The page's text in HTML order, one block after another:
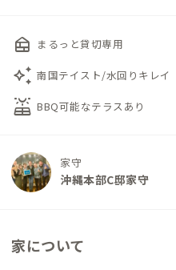
nest_multi_room まるっと貸切専用
auto_awesome 南国テイスト/水回りキレイ
solar_power BBQ可能なテラスあり
家守
沖縄本部C邸家守
家について